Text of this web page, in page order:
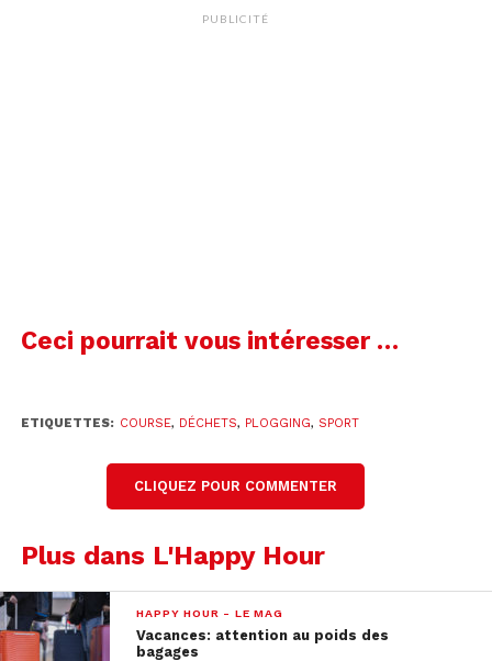
PUBLICITÉ
Ceci pourrait vous intéresser …
ETIQUETTES: COURSE, DÉCHETS, PLOGGING, SPORT
CLIQUEZ POUR COMMENTER
Plus dans L'Happy Hour
HAPPY HOUR - LE MAG
Vacances: attention au poids des
bagages